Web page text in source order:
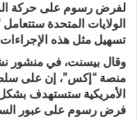
لفرض رسوم على حركة
الولايات المتحدة
تسهيل مثل هذه
منصة “إكس”، إن على
الأمريكية ستستهدف
فرض رسوم على عبور